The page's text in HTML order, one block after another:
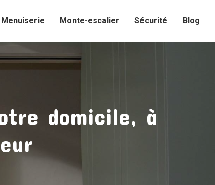
Menuiserie Monte-escalier Sécurité Blog
domicile, à